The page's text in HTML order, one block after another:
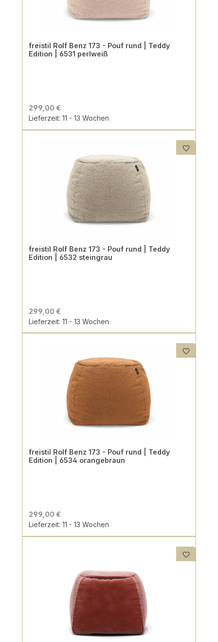
freistil Rolf Benz 173 - Pouf rund | Teddy
Edition | 6531 perlweiß
299,00 €
Lieferzeit: 11 - 13 Wochen
freistil Rolf Benz 173 - Pouf rund | Teddy
Edition | 6532 steingrau
299,00 €
Lieferzeit: 11 - 13 Wochen
freistil Rolf Benz 173 - Pouf rund | Teddy
Edition | 6534 orangebraun
299,00 €
Lieferzeit: 11 - 13 Wochen